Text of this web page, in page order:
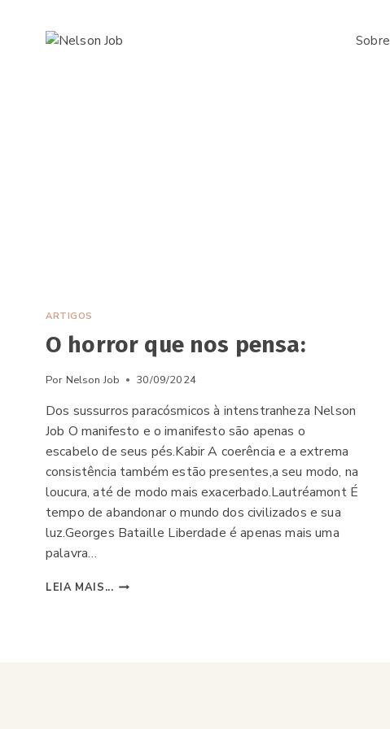
Sobre
ARTIGOS
O horror que nos pensa:
Por Nelson Job 30/09/2024
Dos sussurros paracósmicos à intenstranheza Nelson
Job O manifesto e o imanifesto são apenas o
escabelo de seus pés.Kabir A coerência e a extrema
consistência também estão presentes,a seu modo, na
loucura, até de modo mais exacerbado.Lautréamont É
tempo de abandonar o mundo dos civilizados e sua
luz.Georges Bataille Liberdade é apenas mais uma
palavra…
LEIA MAIS... O